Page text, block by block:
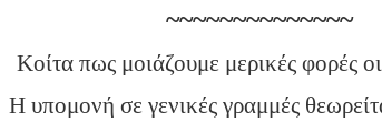
~~~~~~~~~~~~~~
Κοίτα πως μοιάζουμε μερικές φορές
Η υπομονή σε γενικές γραμμές